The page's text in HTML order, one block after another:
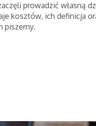
prowadzić własną
kosztów, ich definicja
piszemy.